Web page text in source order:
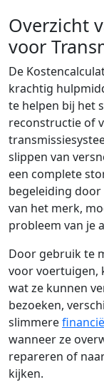
Overzicht
voor
De
krachtig
te helpen bij het
reconstructie of
slippen van
een complete
begeleiding
van het merk,
probleem van je
Door gebruik te
voor voertuigen,
wat ze kunnen
bezoeken,
slimmere
wanneer ze
repareren of
kijken.